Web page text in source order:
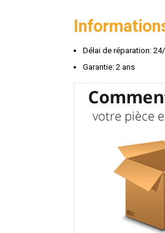
Délai de réparation:
Garantie: 2 ans